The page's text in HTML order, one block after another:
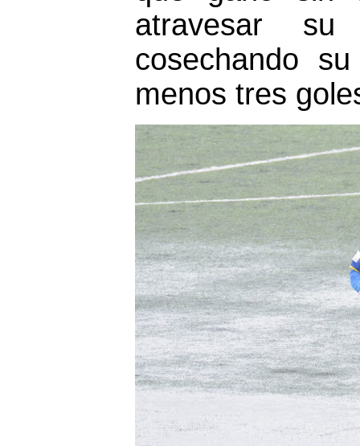
atravesar su
cosechando
menos tres